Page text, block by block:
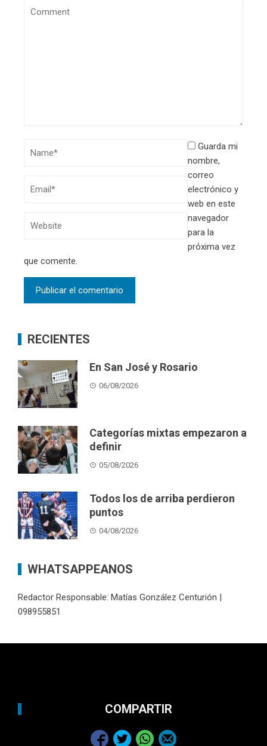
Guarda mi
nombre,
correo
electrónico y
web en este
navegador
para la
próxima vez
que comente.
RECIENTES
En San José y Rosario
06/08/2026
Categorías mixtas empezaron a
definir
05/08/2026
Todos los de arriba perdieron
puntos
04/08/2026
WHATSAPPEANOS
Redactor Responsable: Matías González Centurión |
098955851
COMPARTIR